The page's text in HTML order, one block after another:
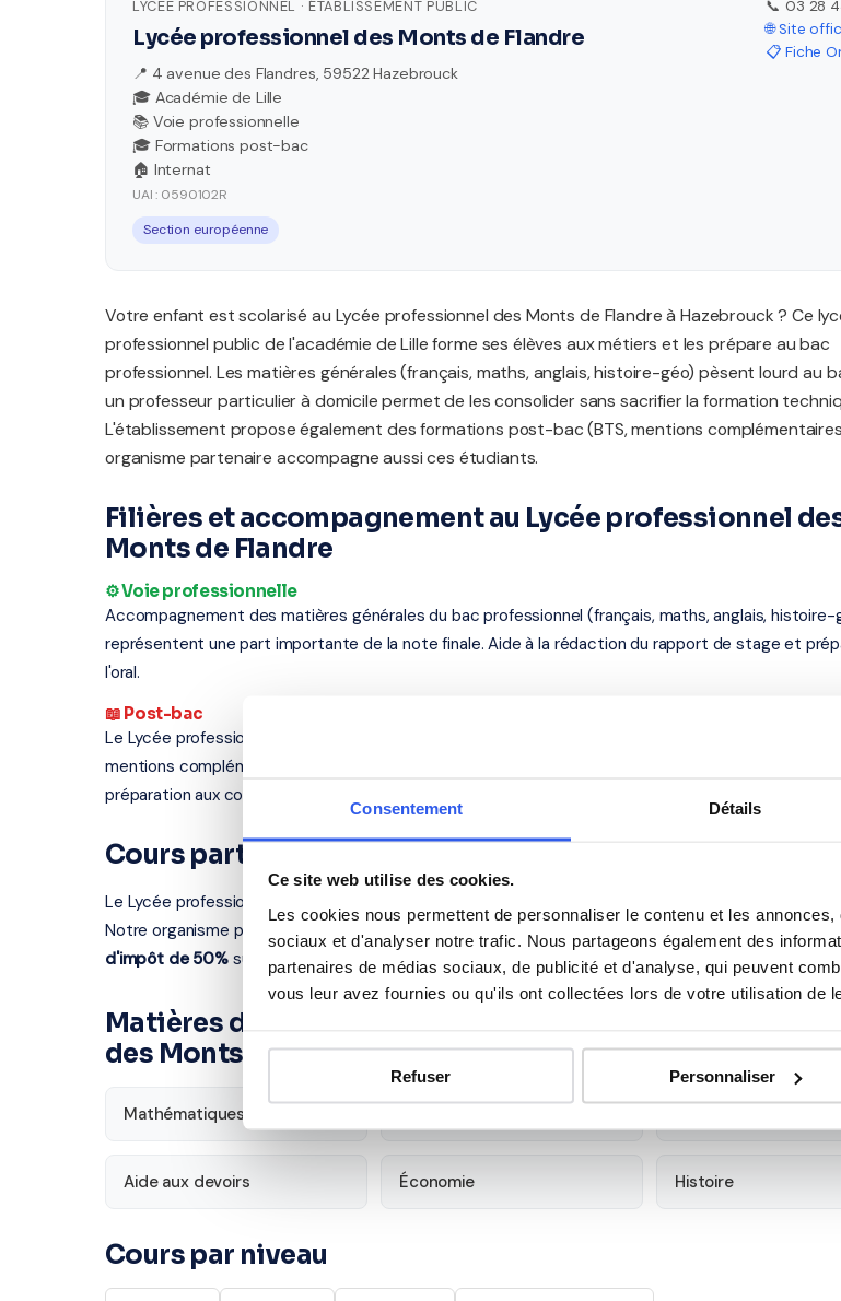
Consentement Détails
Ce site web utilise des cookies.
Les cookies nous permettent de personnaliser le contenu et les
sociaux et d'analyser notre trafic. Nous partageons également des
partenaires de médias sociaux, de publicité et d'analyse, qui peuvent
vous leur avez fournies ou qu'ils ont collectées lors de votre utilisation de
Refuser Personnaliser
LYCEE PROFESSIONNEL · ÉTABLISSEMENT PUBLIC
Lycée professionnel des Monts de Flandre
📍 4 avenue des Flandres, 59522 Hazebrouck
🎓 Académie de Lille
📚 Voie professionnelle
🎓 Formations post-bac
🏠 Internat
UAI : 0590102R
Section européenne
📞 03 28
🌐 Site
📋 Fiche
Votre enfant est scolarisé au Lycée professionnel des Monts de Flandre à Hazebrouck ? Ce
professionnel public de l'académie de Lille forme ses élèves aux métiers et les prépare au bac
professionnel. Les matières générales (français, maths, anglais, histoire-géo) pèsent lourd au
un professeur particulier à domicile permet de les consolider sans sacrifier la formation
L'établissement propose également des formations post-bac (BTS, mentions
organisme partenaire accompagne aussi ces étudiants.
Filières et accompagnement au Lycée professionnel
Monts de Flandre
⚙️ Voie professionnelle
Accompagnement des matières générales du bac professionnel (français, maths, anglais, histoire-
représentent une part importante de la note finale. Aide à la rédaction du rapport de stage et
l'oral.
📖 Post-bac
Le Lycée professionnel des Monts de Flandre propose des formations post-bac (BTS, classes
mentions complémentaires). Nos professeurs interviennent aussi à ce niveau — soutien en maths
préparation aux concours, renforcement en langues.
Cours particuliers à Hazebrouck — académie de Lille
Le Lycée professionnel des Monts de Flandre se situe au 4 avenue des Flandres, à Hazebrouck
Notre organisme partenaire se déplace chez vous à Hazebrouck et alentours. Tous ouvrent droit
d'impôt de 50%sur les cours à domicile.
Matières disponibles pour les élèves du Lycée
des Monts de Flandre
Mathématiques
Aide aux devoirs Économie Histoire
Cours par niveau